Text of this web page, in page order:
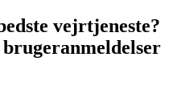
vejrtjeneste?
brugeranmeldelser